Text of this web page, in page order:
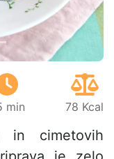
min 78 Kcal
in cimetovih